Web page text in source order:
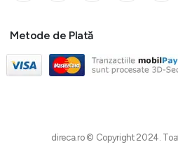
Metode de Plată
direca.ro © Copyright 2024.